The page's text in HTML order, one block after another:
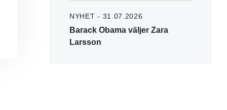
NYHET - 31.07.2026
Barack Obama väljer Zara
Larsson